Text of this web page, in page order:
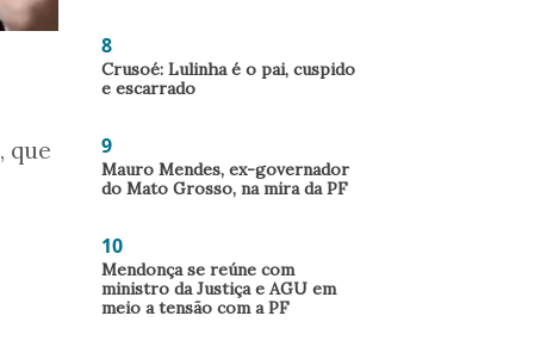
que
8
Crusoé: Lulinha é o pai, cuspido
e escarrado
9
Mauro Mendes, ex-governador
do Mato Grosso, na mira da PF
10
Mendonça se reúne com
ministro da Justiça e AGU em
meio a tensão com a PF